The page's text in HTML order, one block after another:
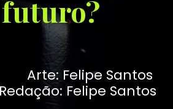
futuro?
Arte: Felipe Santos
Redação: Felipe Santos